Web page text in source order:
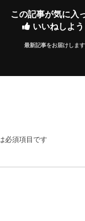
この記事が気に入
いいねしよう
最新記事をお届けします
必須項目です